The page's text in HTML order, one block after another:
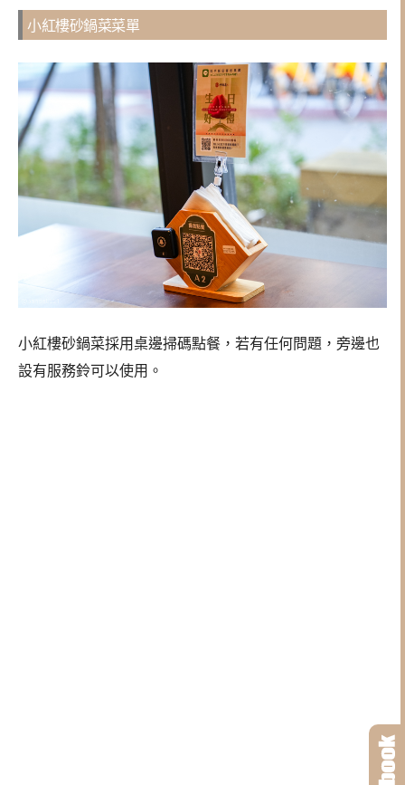
小紅樓砂鍋菜菜單
小紅樓砂鍋菜採用桌邊掃碼點餐，若有任何問題，旁邊也
設有服務鈴可以使用。